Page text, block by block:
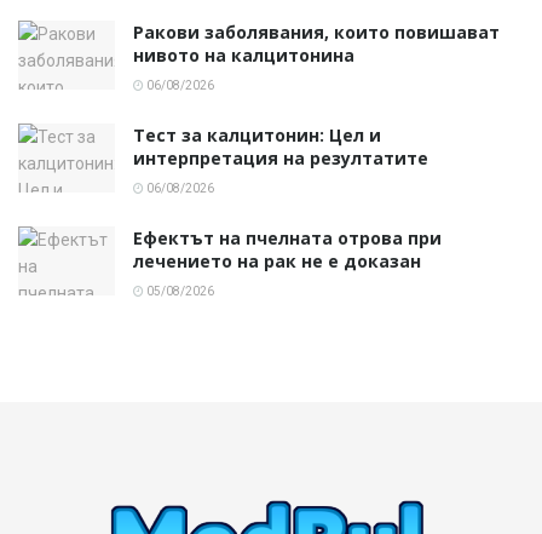
Ракови заболявания, които повишават
нивото на калцитонина
06/08/2026
Тест за калцитонин: Цел и
интерпретация на резултатите
06/08/2026
Ефектът на пчелната отрова при
лечението на рак не е доказан
05/08/2026